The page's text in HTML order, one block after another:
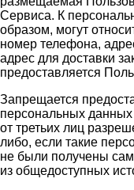
Сервиса. К
образом, могут
номер телефона,
адрес для доставки
предоставляется
Запрещается
персональных данных
от третьих лиц
либо, если такие
не были получены
из общедоступных